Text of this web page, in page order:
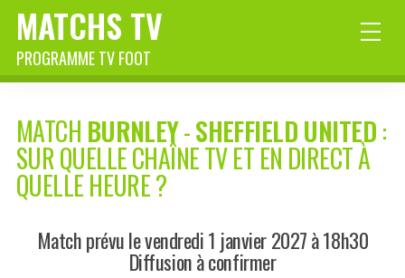
MATCHS TV
PROGRAMME TV FOOT
MATCH BURNLEY-SHEFFIELD UNITED:
SUR QUELLE CHAÎNE TV ET EN DIRECT À
QUELLE HEURE ?
Match prévu le vendredi 1 janvier 2027 à 18h30
Diffusion à confirmer